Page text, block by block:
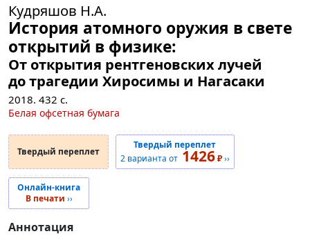
Кудряшов Н.А.
История атомного оружия в свете
открытий в физике:
От открытия рентгеновских лучей
до трагедии Хиросимы и Нагасаки
2018. 432 с.
Белая офсетная бумага
Твердый переплет
Твердый переплет
2 варианта от 1426₽››
Онлайн-книга
В печати ››
Аннотация